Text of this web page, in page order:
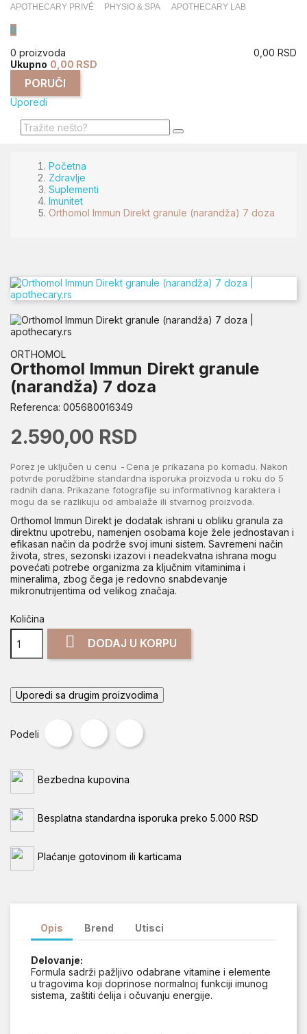
APOTHECARY PRIVÉ PHYSIO & SPA APOTHECARY LAB
0
0 proizvoda
0,00 RSD
Ukupno 0,00 RSD
PORUČI
Uporedi
Početna
Zdravlje
Suplementi
Imunitet
Orthomol Immun Direkt granule (narandža) 7 doza
ORTHOMOL
Orthomol Immun Direkt granule
(narandža) 7 doza
Referenca: 005680016349
2.590,00 RSD
Porez je uključen u cenu
Cena je prikazana po komadu. Nakon
potvrde porudžbine standardna isporuka proizvoda u roku do 5
radnih dana. Prikazane fotografije su informativnog karaktera i
mogu da se razlikuju od ambalaže ili stvarnog proizvoda.
Orthomol Immun Direkt je dodatak ishrani u obliku granula za
direktnu upotrebu, namenjen osobama koje žele jednostavan i
efikasan način da podrže svoj imuni sistem. Savremeni način
života, stres, sezonski izazovi i neadekvatna ishrana mogu
povećati potrebe organizma za ključnim vitaminima i
mineralima, zbog čega je redovno snabdevanje
mikronutrijentima od velikog značaja.
Količina
 DODAJ U KORPU
Uporedi sa drugim proizvodima
Podeli
Bezbedna kupovina
Besplatna standardna isporuka preko 5.000 RSD
Plaćanje gotovinom ili karticama
Opis Brend Utisci
Delovanje:
Formula sadrži pažljivo odabrane vitamine i elemente
u tragovima koji doprinose normalnoj funkciji imunog
sistema, zaštiti ćelija i očuvanju energije.